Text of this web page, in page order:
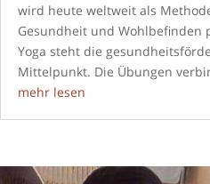
wird heute weltweit als
Gesundheit und Wohlbefinden
Yoga steht die
Mittelpunkt. Die Übungen
mehr lesen